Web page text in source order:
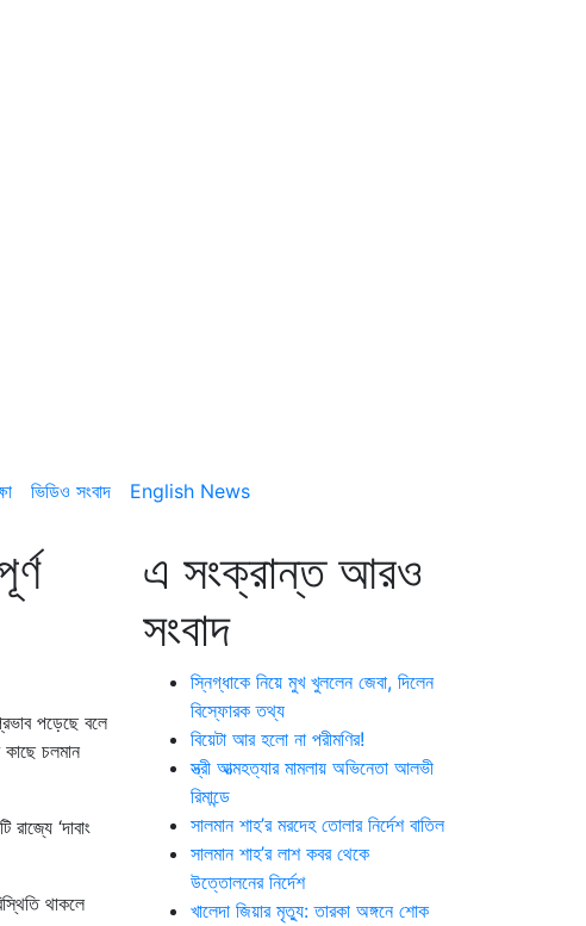
ভিডিও সংবাদ English News
পড়েছে বলে
চলমান
‘দাবাং
থাকলে
এ সংক্রান্ত আরও
সংবাদ
স্নিগ্ধাকে নিয়ে মুখ খুললেন জেবা, দিলেন
বিস্ফোরক তথ্য
বিয়েটা আর হলো না পরীমণির!
স্ত্রী আত্মহত্যার মামলায় অভিনেতা আলভী
রিমান্ডে
সালমান শাহ’র মরদেহ তোলার নির্দেশ বাতিল
সালমান শাহ’র লাশ কবর থেকে
উত্তোলনের নির্দেশ
খালেদা জিয়ার মৃত্যু: তারকা অঙ্গনে শোক